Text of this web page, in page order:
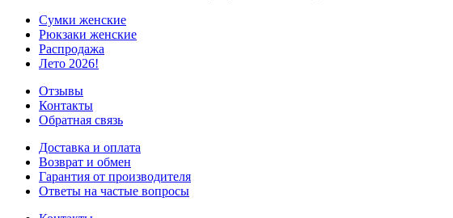
Сумки женские
Рюкзаки женские
Распродажа
Лето 2026!
Отзывы
Контакты
Обратная связь
Доставка и оплата
Возврат и обмен
Гарантия от производителя
Ответы на частые вопросы